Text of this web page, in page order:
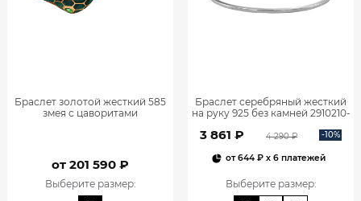
Браслет золотой жесткий 585
змея с цаворитами
от 201 590 ₽
Выберите размер:
Браслет серебряный жесткий
на руку 925 без камней 2910210-
3 861 ₽ 4 290 ₽ -10%
от644 ₽ x 6 платежей
Выберите размер: